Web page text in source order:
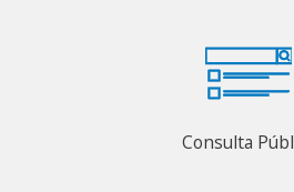
Consulta